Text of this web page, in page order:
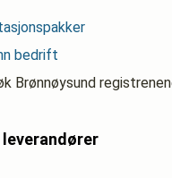
bedrift
Brønnøysund